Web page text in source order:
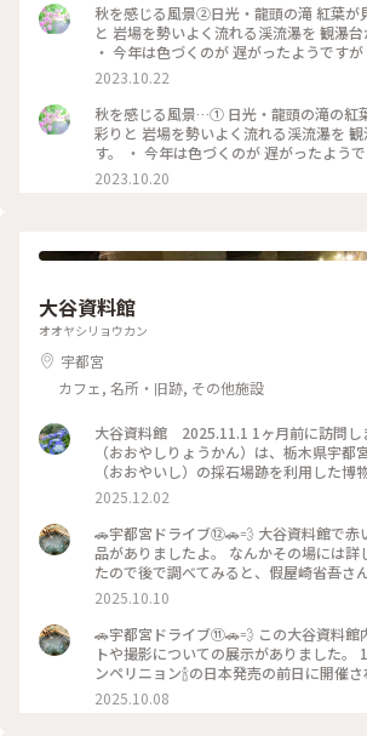
秋を感じる風景②日光・龍頭の滝 紅葉が
と 岩場を勢いよく流れる渓流瀑を 観瀑台
・ 今年は色づくのが 遅がったようです
ングで 訪れることが出来て 良かったです
旅 #秋さんぽ #日光 #紅葉 #日光旅 #龍頭
葉#奥日光紅葉
2023.10.22
秋を感じる風景…① 日光・龍頭の滝の紅
彩りと 岩場を勢いよく流れる渓流瀑を
す。 ・ 今年は色づくのが 遅がったよう
イミングで 訪れることが出来て 良かっ
私のことりっぷ旅 #秋さんぽ #日光#日光
2023.10.20
大谷資料館
オオヤシリョウカン
宇都宮
カフェ, 名所・旧跡, その他施設
大谷資料館 2025.11.1 1ヶ月前に訪問しました！
（おおやしりょうかん）は、栃木県宇都
（おおやいし）の採石場跡を利用した博
ころは、地下に広がる巨大な採掘場跡で
平方メートル、深さは平均で地下30メー
るで地下神殿やピラミッドの内部のよう
空間です。 • 温度: 年間を通して平均気
でも涼しいです（訪問の際は上着がある
歴史: 大谷石の採掘の歴史や、手掘り時代
などを知ることができます。 • 活用: そ
映画やドラマ、プロモーションビデオの
われるほか、コンサートやイベント会場
ます。 るろうに剣心の撮影も行われたようです。 想像以上に
迫力がある場所でした^ ^ 行って良かった
2025.12.02
🚗宇都宮ドライブ⑫🚗💨 大谷資料館で赤
品がありましたよ。 なんかその場には詳
たので後で調べてみると、假屋崎省吾さ
分10年くらい前に飾られたもの。 美し
し詳細がわかるようにしてくれてもいい
ました😟 この空間の雰囲気に合ったアー
通路に置いてある照明💡のカバーも大谷
でとても素敵でした☺️✨✨ . 大谷資料館
2025.09.23 . #ドライブ #みきちのドライブ #宇都宮 #大谷石 #
秋の装い #アート
2025.10.10
🚗宇都宮ドライブ⑪🚗💨 この大谷資料館
トや撮影についての展示がありました。
ンペリニョン🍾の日本発売の前日に開催
のフォトセッション用のエンブレムだそ
ら 勇者ヨシヒコだ❣️ とか、 翔んで埼玉
2025.10.08